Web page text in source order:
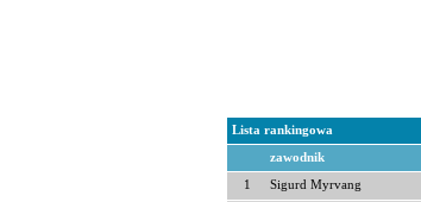
Lista rankingowa
zawodnik
1 Sigurd Myrvang